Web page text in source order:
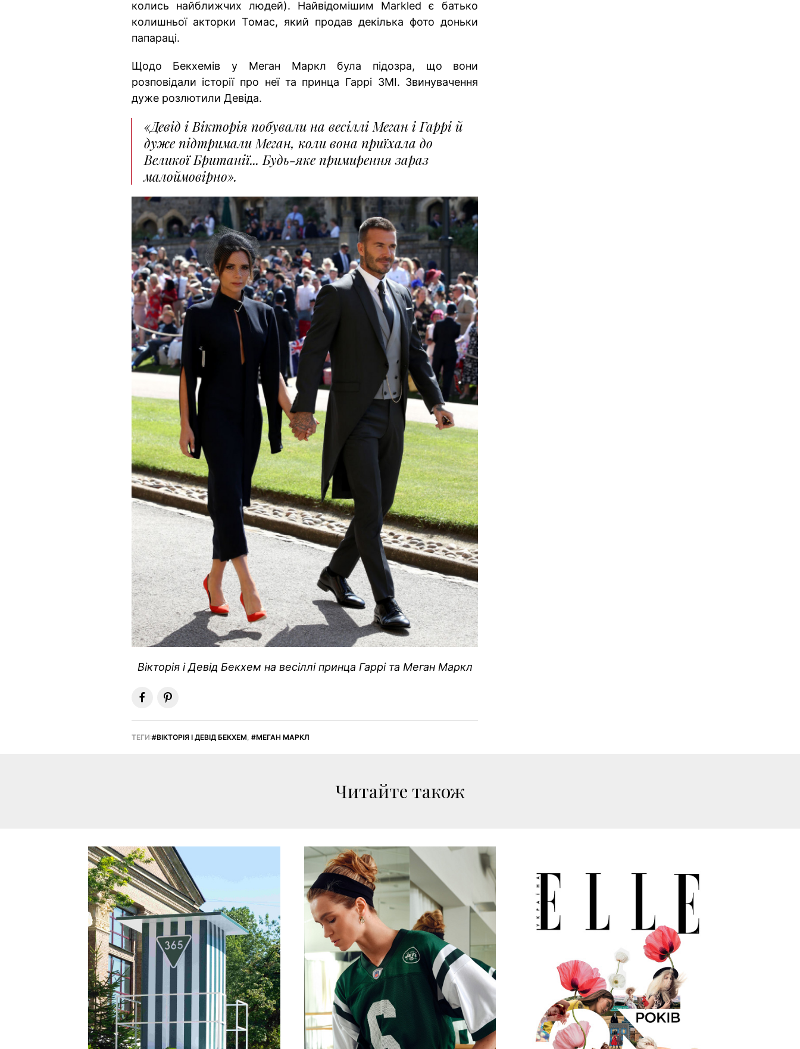
колись найближчих людей). Найвідомішим Markled є батько
колишньої акторки Томас, який продав декілька фото доньки
папараці.
Щодо Бекхемів у Меган Маркл була підозра, що вони
розповідали історії про неї та принца Гаррі ЗМІ. Звинувачення
дуже розлютили Девіда.
«Девід і Вікторія побували на весіллі Меган і Гаррі й
дуже підтримали Меган, коли вона приїхала до
Великої Британії... Будь-яке примирення зараз
малоймовірно».
Вікторія і Девід Бекхем на весіллі принца Гаррі та Меган Маркл
ТЕГИ: ВІКТОРІЯ І ДЕВІД БЕКХЕМ, МЕГАН МАРКЛ
Читайте також